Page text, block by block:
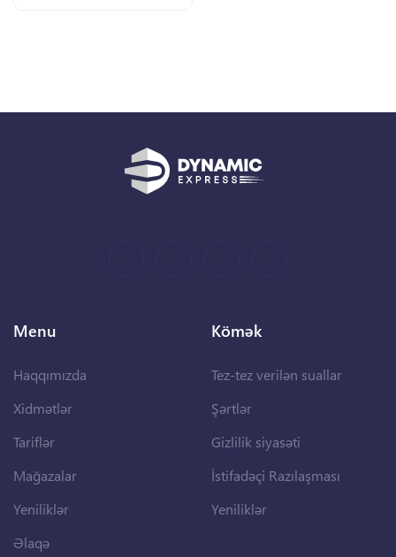
Menu
Haqqımızda
Xidmətlər
Tariflər
Mağazalar
Yeniliklər
Əlaqə
Kömək
Tez-tez verilən suallar
Şərtlər
Gizlilik siyasəti
İstifadəçi Razılaşması
Yeniliklər